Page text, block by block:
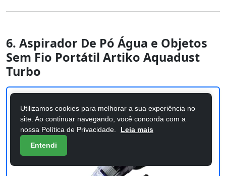
6. Aspirador De Pó Água e Objetos
Sem Fio Portátil Artiko Aquadust
Turbo
Utilizamos cookies para melhorar a sua experiência no
site. Ao continuar navegando, você concorda com a
nossa Política de Privacidade.
Leia mais
Entendi